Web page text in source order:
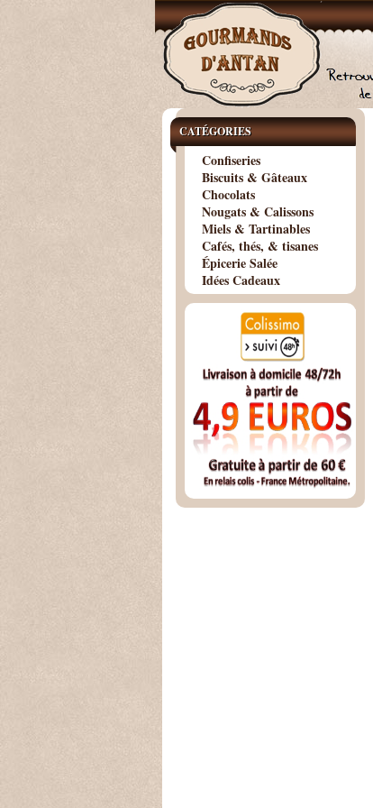
CATÉGORIES
Confiseries
Biscuits & Gâteaux
Chocolats
Nougats & Calissons
Miels & Tartinables
Cafés, thés, & tisanes
Épicerie Salée
Idées Cadeaux